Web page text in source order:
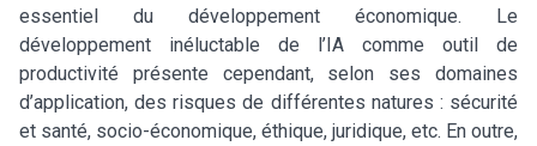
essentiel du développement économique. Le
développement inéluctable de l’IA comme outil de
productivité présente cependant, selon ses domaines
d’application, des risques de différentes natures : sécurité
et santé, socio-économique, éthique, juridique, etc. En outre,